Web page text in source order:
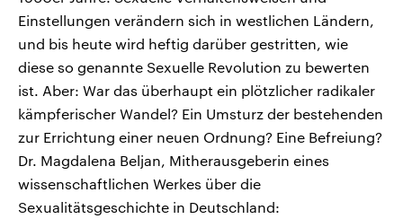
Einstellungen verändern sich in westlichen Ländern,
und bis heute wird heftig darüber gestritten, wie
diese so genannte Sexuelle Revolution zu bewerten
ist. Aber: War das überhaupt ein plötzlicher radikaler
kämpferischer Wandel? Ein Umsturz der bestehenden
zur Errichtung einer neuen Ordnung? Eine Befreiung?
Dr. Magdalena Beljan, Mitherausgeberin eines
wissenschaftlichen Werkes über die
Sexualitätsgeschichte in Deutschland: